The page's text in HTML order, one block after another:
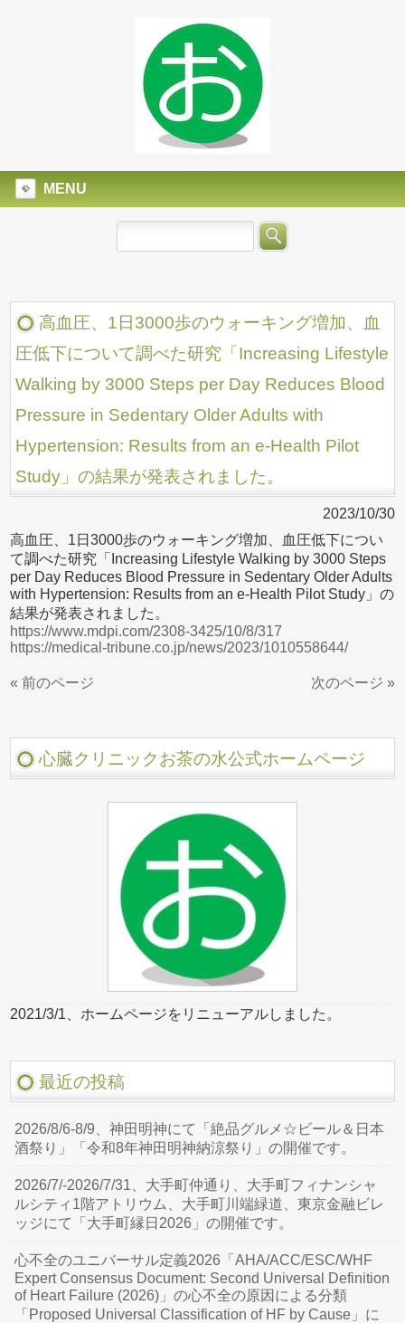
MENU
高血圧、1日3000歩のウォーキング増加、血
圧低下について調べた研究「Increasing Lifestyle
Walking by 3000 Steps per Day Reduces Blood
Pressure in Sedentary Older Adults with
Hypertension: Results from an e-Health Pilot
Study」の結果が発表されました。
2023/10/30
高血圧、1日3000歩のウォーキング増加、血圧低下につい
て調べた研究「Increasing Lifestyle Walking by 3000 Steps
per Day Reduces Blood Pressure in Sedentary Older Adults
with Hypertension: Results from an e-Health Pilot Study」の
結果が発表されました。
https://www.mdpi.com/2308-3425/10/8/317
https://medical-tribune.co.jp/news/2023/1010558644/
« 前のページ 次のページ »
心臓クリニックお茶の水公式ホームページ
2021/3/1、ホームページをリニューアルしました。
最近の投稿
2026/8/6-8/9、神田明神にて「絶品グルメ☆ビール＆日本
酒祭り」「令和8年神田明神納涼祭り」の開催です。
2026/7/-2026/7/31、大手町仲通り、大手町フィナンシャ
ルシティ1階アトリウム、大手町川端緑道、東京金融ビレ
ッジにて「大手町縁日2026」の開催です。
心不全のユニバーサル定義2026「AHA/ACC/ESC/WHF
Expert Consensus Document: Second Universal Definition
of Heart Failure (2026)」の心不全の原因による分類
「Proposed Universal Classification of HF by Cause」に